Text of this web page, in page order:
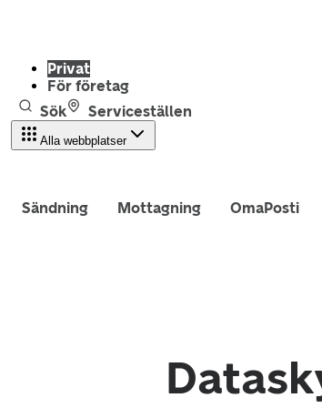
Privat
För företag
Sök
Serviceställen
Alla webbplatser
Sändning Mottagning OmaPosti